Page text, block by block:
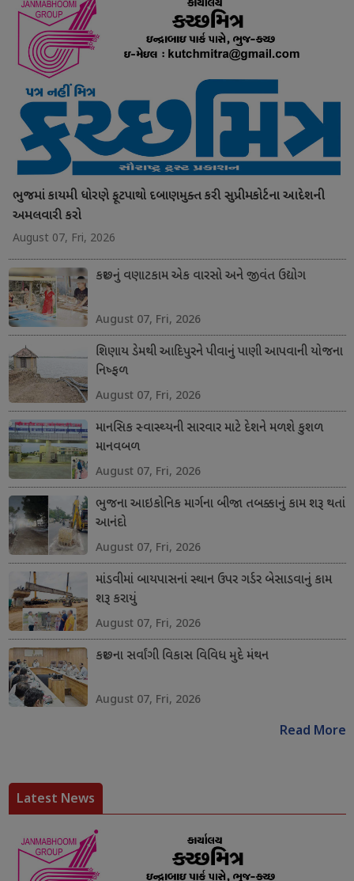
ભુજમાં કાયમી ધોરણે ફૂટપાથો દબાણમુક્ત કરી સુપ્રીમકોર્ટના આદેશની
અમલવારી કરો
August 07, Fri, 2026
કચ્છનું વણાટકામ એક વારસો અને જીવંત ઉદ્યોગ
August 07, Fri, 2026
શિણાય ડેમથી આદિપુરને પીવાનું પાણી આપવાની યોજના
નિષ્ફળ
August 07, Fri, 2026
માનસિક સ્વાસ્થ્યની સારવાર માટે દેશને મળશે કુશળ
માનવબળ
August 07, Fri, 2026
ભુજના આઇકોનિક માર્ગના બીજા તબક્કાનું કામ શરૂ થતાં
આનંદો
August 07, Fri, 2026
માંડવીમાં બાયપાસનાં સ્થાન ઉપર ગર્ડર બેસાડવાનું કામ
શરૂ કરાયું
August 07, Fri, 2026
કચ્છના સર્વાંગી વિકાસ વિવિધ મુદે મંથન
August 07, Fri, 2026
Read More
Latest News